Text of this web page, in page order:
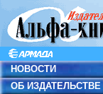
НОВОСТИ
ОБ ИЗДАТЕЛЬСТВЕ